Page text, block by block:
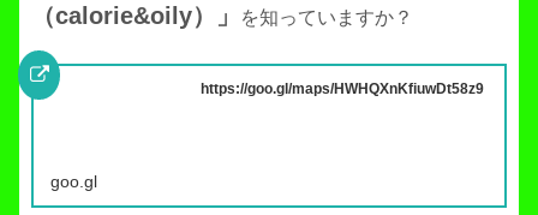
（calorie&oily）」 を知っていますか？
https://goo.gl/maps/HWHQXnKfiuwDt58z9
goo.gl